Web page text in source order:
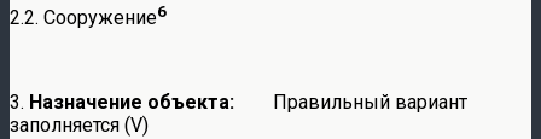
2.2. Сооружение6
3. Назначение объекта: Правильный вариант
заполняется (V)